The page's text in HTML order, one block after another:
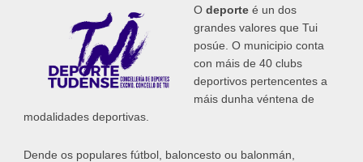
Odeporteé un dos
grandes valores que Tui
posúe. O municipio conta
con máis de 40 clubs
deportivos pertencentes a
máis dunha véntena de
modalidades deportivas.
Dende os populares fútbol, baloncesto ou balonmán,